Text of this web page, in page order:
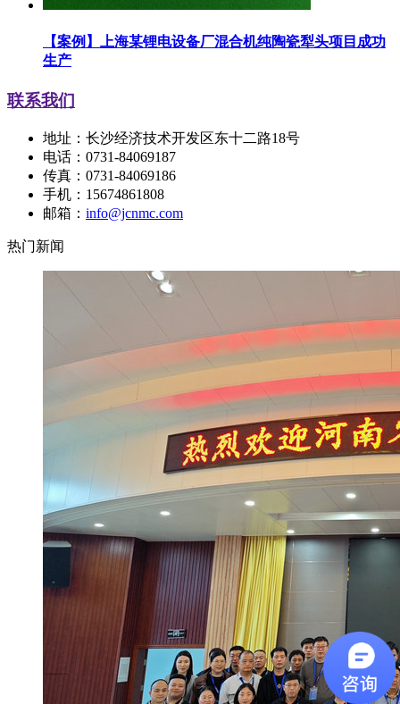
【案例】上海某锂电设备厂混合机纯陶瓷犁头项目成功
生产
联系我们
地址：长沙经济技术开发区东十二路18号
电话：0731-84069187
传真：0731-84069186
手机：15674861808
邮箱： info@jcnmc.com
热门新闻